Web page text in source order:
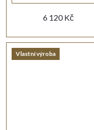
6 120 Kč
Vlastní výroba